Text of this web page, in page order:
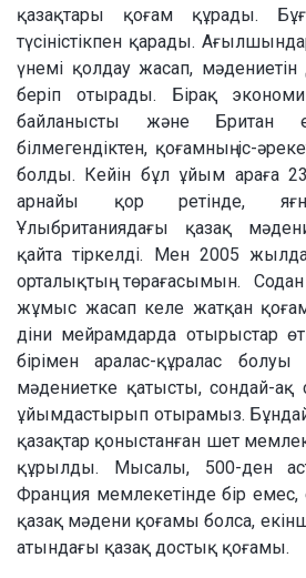
қазақтары қоғам құрады.
түсіністікпен қарады.
үнемі қолдау жасап,
беріп отырады. Бірақ
байланысты және Британ
білмегендіктен, қоғамның іс-
болды. Кейін бұл ұйым араға
арнайы қор ретінде,
Ұлыбританиядағы қазақ
қайта тіркелді. Мен 2005
орталықтың төрағасымын.
жұмыс жасап келе жатқан
діни мейрамдарда отырыстар
бірімен аралас-құралас
мәдениетке қатысты, сондай-ақ
ұйымдастырып отырамыз.
қазақтар қоныстанған шет
құрылды. Мысалы, 500-ден
Франция мемлекетінде бір емес,
қазақ мәдени қоғамы болса,
атындағы қазақ достық қоғамы.